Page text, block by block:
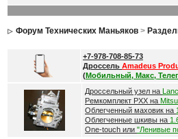
Форум Технических Маньяков>
+7-978-708-85-73
Дроссель Amadeus
(Мобильный, Макс,
Дроссельный узел на
Ремкомплект РХХ на
Облегченный маховик на
Облегченные шкивы на
One-touch или "Ленивые